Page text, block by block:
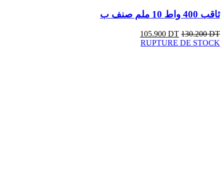
ثاقب 400 واط 10 ملم صنف ب
130.200DT
105.900 DT
RUPTURE DE STOCK